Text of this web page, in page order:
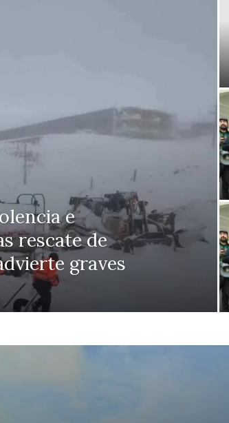
e
rescate de
graves